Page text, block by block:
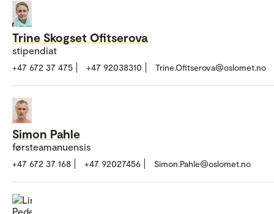
Trine Skogset Ofitserova
stipendiat
+47 672 37 475 +47 92038310 Trine.Ofitserova@oslomet.no
Simon Pahle
førsteamanuensis
+47 672 37 168 +47 92027456 Simon.Pahle@oslomet.no